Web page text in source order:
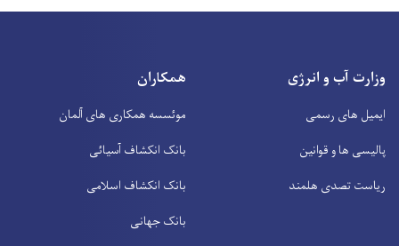
وزارت آب و انرژی
ایمیل های رسمی
پالیسی ها و قوانین
ریاست تصدی هلمند
همکاران
موئسسه همکاری های آلمان
بانک انکشاف آسیائی
بانک انکشاف اسلامی
بانک جهانی